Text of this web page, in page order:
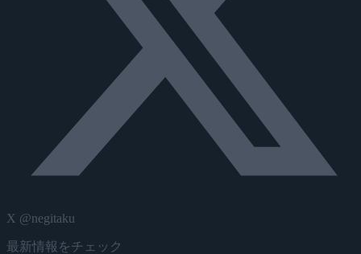
X @negitaku
最新情報をチェック